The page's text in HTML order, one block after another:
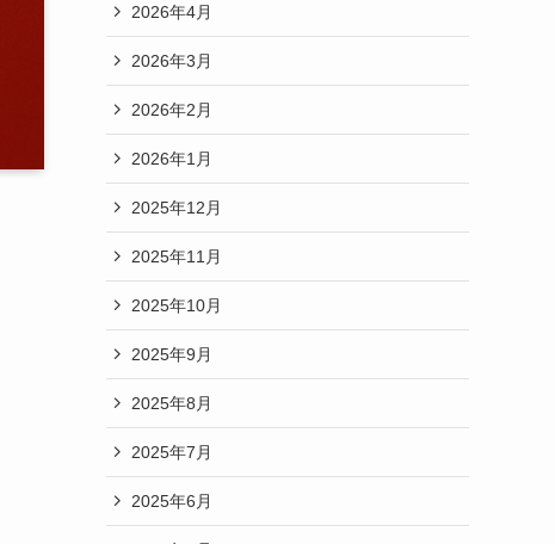
2026年4月
2026年3月
2026年2月
2026年1月
2025年12月
2025年11月
2025年10月
2025年9月
2025年8月
2025年7月
2025年6月